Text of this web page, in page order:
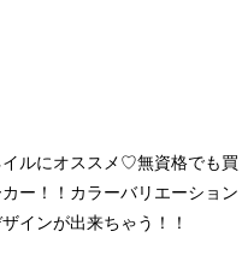
ルにオススメ♡無資格でも買
ー！！カラーバリエーション
インが出来ちゃう！！